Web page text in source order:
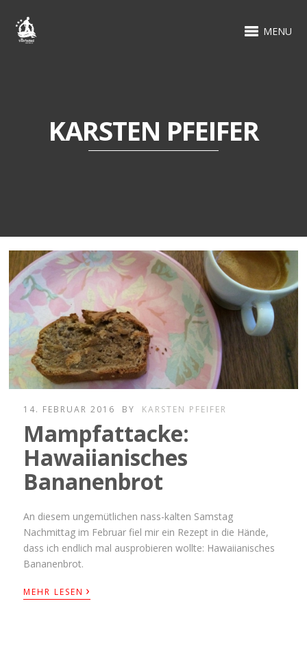
MENU
KARSTEN PFEIFER
14. FEBRUAR 2016 BY KARSTEN PFEIFER
Mampfattacke:
Hawaiianisches
Bananenbrot
An diesem ungemütlichen nass-kalten Samstag
Nachmittag im Februar fiel mir ein Rezept in die Hände,
dass ich endlich mal ausprobieren wollte: Hawaiianisches
Bananenbrot.
MEHR LESEN ›